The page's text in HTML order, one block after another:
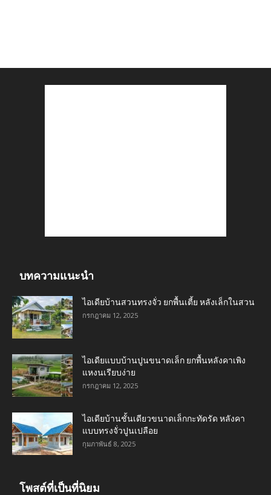
บทความแนะนำ
ไอเดียบ้านสวนทรงจั่ว ยกพื้นเตี้ย หลังเล็กในสวน
กรกฎาคม 12, 2025
ไอเดียแบบบ้านปูนขนาดเล็ก ยกพื้นหลังคาเพิง
แหงนเรียบง่าย
กรกฎาคม 12, 2025
ไอเดียบ้านชั้นเดียวขนาดเล็กกะทัดรัด หลังคา
แบบทรงจั่วปูนเปลือย
กุมภาพันธ์ 8, 2025
โพสต์ที่เป็นที่นิยม